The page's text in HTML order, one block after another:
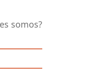
somos?